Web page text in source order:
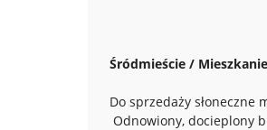
Śródmieście /
Do sprzedaży słoneczne
Odnowiony, docieplony